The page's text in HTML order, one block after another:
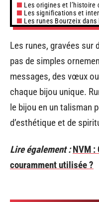
Les origines et l’histoire
Les significations et
Les runes Bourzeix
Les runes, gravées sur
pas de simples
messages, des vœux
chaque bijou unique.
le bijou en un talisman
d’esthétique et de
Lire également : NVM :
couramment utilisée ?